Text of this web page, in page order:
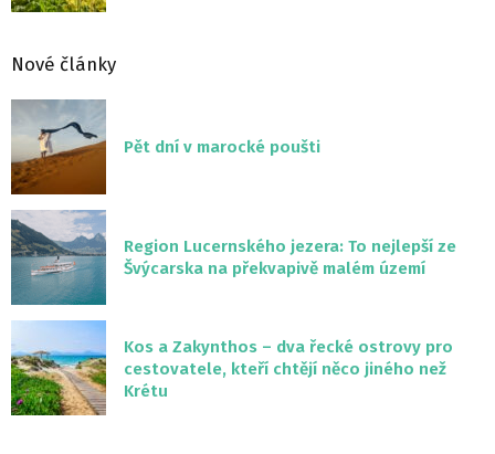
Nové články
Pět dní v marocké poušti
Region Lucernského jezera: To nejlepší ze
Švýcarska na překvapivě malém území
Kos a Zakynthos – dva řecké ostrovy pro
cestovatele, kteří chtějí něco jiného než
Krétu